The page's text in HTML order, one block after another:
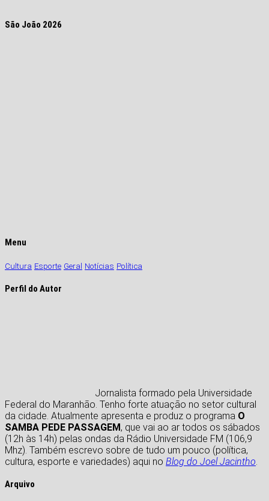
São João 2026
Menu
Cultura Esporte Geral Notícias Política
Perfil do Autor
Jornalista formado pela Universidade
Federal do Maranhão. Tenho forte atuação no setor cultural
da cidade. Atualmente apresenta e produz o programa O
SAMBA PEDE PASSAGEM, que vai ao ar todos os sábados
(12h às 14h) pelas ondas da Rádio Universidade FM (106,9
Mhz). Também escrevo sobre de tudo um pouco (política,
cultura, esporte e variedades) aqui no Blog do Joel Jacintho
Arquivo